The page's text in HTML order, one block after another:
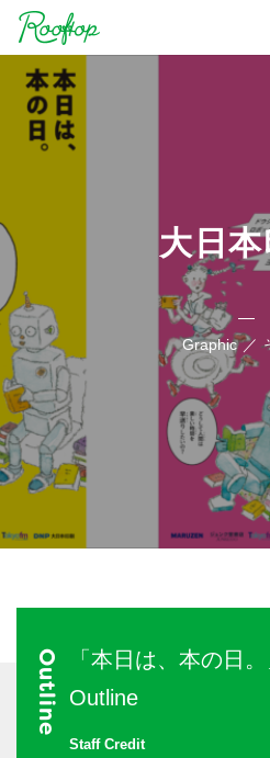
大日
MARUZEN / ジュンク堂書店
Graphic
Outline
「本日は、本の日
Outline
Staff Credit